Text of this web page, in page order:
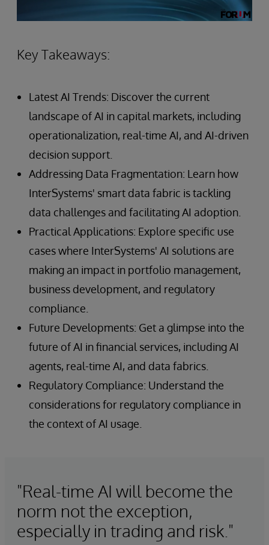
Key Takeaways:
Latest AI Trends: Discover the current
landscape of AI in capital markets, including
operationalization, real-time AI, and AI-driven
decision support.
Addressing Data Fragmentation: Learn how
InterSystems' smart data fabric is tackling
data challenges and facilitating AI adoption.
Practical Applications: Explore specific use
cases where InterSystems' AI solutions are
making an impact in portfolio management,
business development, and regulatory
compliance.
Future Developments: Get a glimpse into the
future of AI in financial services, including AI
agents, real-time AI, and data fabrics.
Regulatory Compliance: Understand the
considerations for regulatory compliance in
the context of AI usage.
"Real-time AI will become the
norm not the exception,
especially in trading and risk."